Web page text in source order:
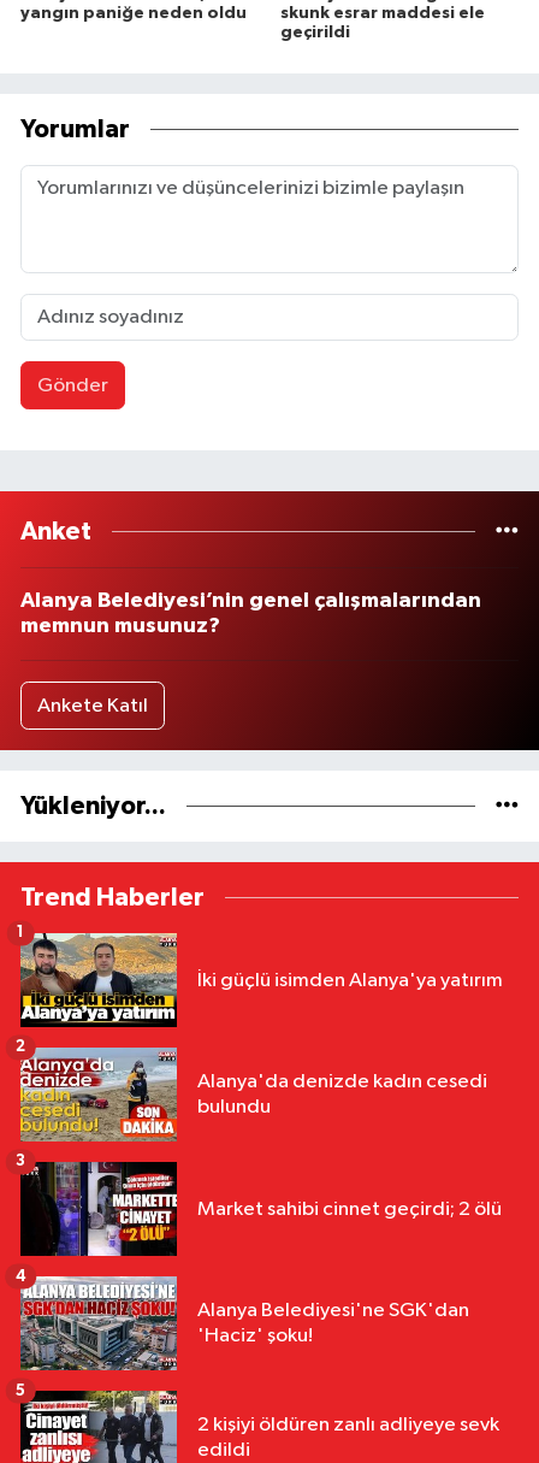
yangın paniğe neden oldu
skunk esrar maddesi ele
geçirildi
Yorumlar
Gönder
Anket
Alanya Belediyesi’nin genel çalışmalarından
memnun musunuz?
Ankete Katıl
Yükleniyor...
Trend Haberler
İki güçlü isimden Alanya'ya yatırım
Alanya'da denizde kadın cesedi
bulundu
2
Market sahibi cinnet geçirdi; 2 ölü
3
Alanya Belediyesi'ne SGK'dan
'Haciz' şoku!
4
2 kişiyi öldüren zanlı adliyeye sevk
edildi
5